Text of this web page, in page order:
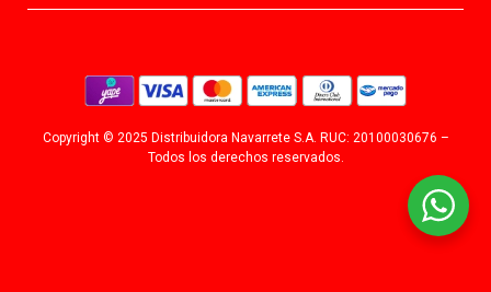
Copyright © 2025 Distribuidora Navarrete S.A. RUC: 20100030676 –
Todos los derechos reservados.